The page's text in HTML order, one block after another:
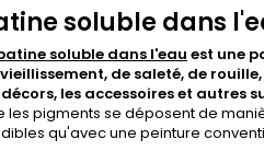
soluble dans
soluble dans l'eau est une
de saleté, de
décors, les accessoires et autres
les pigments se déposent de
qu'avec une peinture